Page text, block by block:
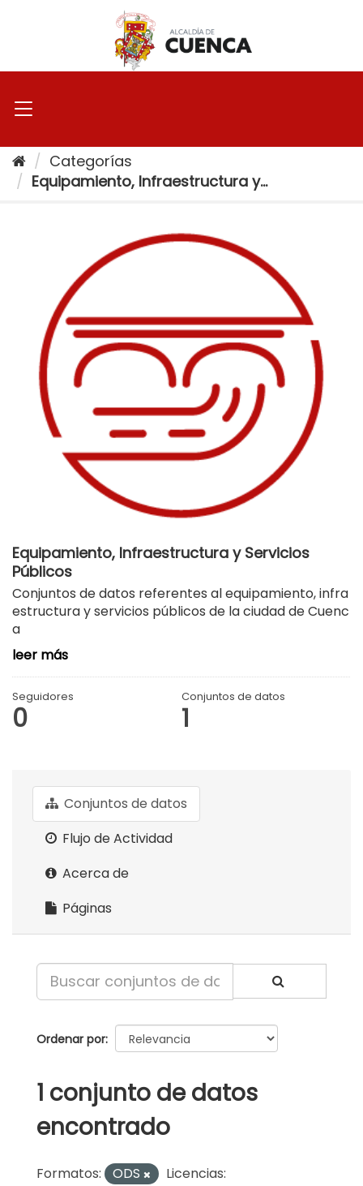
Categorías
Equipamiento, Infraestructura y...
Equipamiento, Infraestructura y Servicios
Públicos
Conjuntos de datos referentes al equipamiento, infra
estructura y servicios públicos de la ciudad de Cuenc
a
leer más
Seguidores
0
Conjuntos de datos
1
Conjuntos de datos
Flujo de Actividad
Acerca de
Páginas
Ordenar por
1 conjunto de datos
encontrado
Formatos: ODS
Licencias: